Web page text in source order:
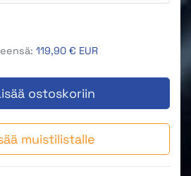
119,90 € EUR
ostoskoriin
muistilistalle